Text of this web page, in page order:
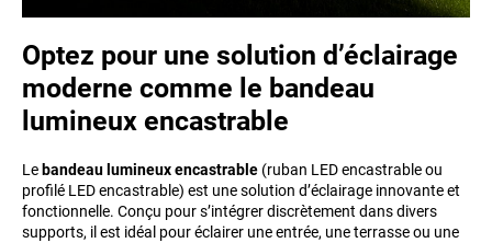
Optez pour une solution d’éclairage
moderne comme le bandeau
lumineux encastrable
Le bandeau lumineux encastrable (ruban LED encastrable ou
profilé LED encastrable) est une solution d’éclairage innovante et
fonctionnelle. Conçu pour s’intégrer discrètement dans divers
supports, il est idéal pour éclairer une entrée, une terrasse ou une